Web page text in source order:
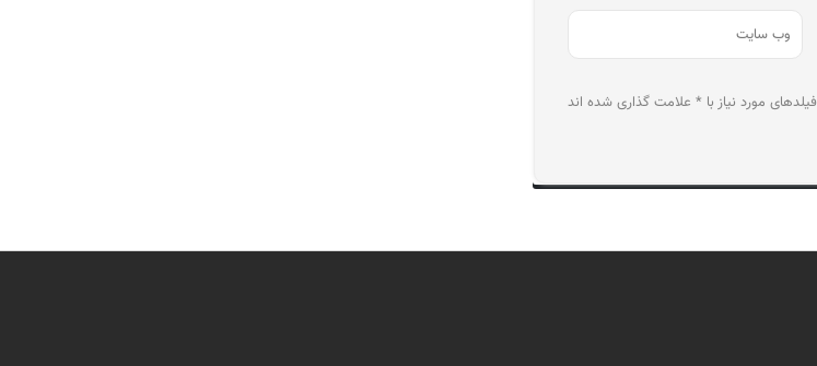
فیلدهای مورد نیاز با * علامت گذاری شده اند